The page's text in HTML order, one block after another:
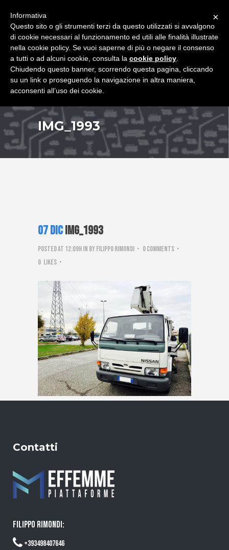
IMG_1993
07 DicIMG_1993
Posted at 12:09hin by Filippo Rimondi
0 Comments
0 Likes
Contatti
FILIPPO RIMONDI:
+393498407646
×
Informativa
Questo sito o gli strumenti terzi da questo utilizzati si avvalgono
di cookie necessari al funzionamento ed utili alle finalità illustrate
nella cookie policy. Se vuoi saperne di più o negare il consenso
a tutti o ad alcuni cookie, consulta la cookie policy
Chiudendo questo banner, scorrendo questa pagina, cliccando
su un link o proseguendo la navigazione in altra maniera,
acconsenti all’uso dei cookie.